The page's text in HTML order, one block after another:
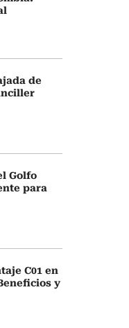
de
Golfo
para
C01 en
y